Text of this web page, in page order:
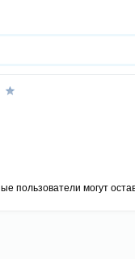
пользователи могут